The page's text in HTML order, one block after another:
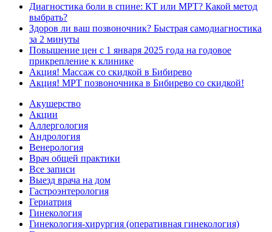
Диагностика боли в спине: КТ или МРТ? Какой метод
выбрать?
Здоров ли ваш позвоночник? Быстрая самодиагностика
за 2 минуты
Повышение цен с 1 января 2025 года на годовое
прикрепление к клинике
Акция! Массаж со скидкой в Бибирево
Акция! МРТ позвоночника в Бибирево со скидкой!
Акушерство
Акции
Аллергология
Андрология
Венерология
Врач общей практики
Все записи
Выезд врача на дом
Гастроэнтерология
Гериатрия
Гинекология
Гинекология-хирургия (оперативная гинекология)